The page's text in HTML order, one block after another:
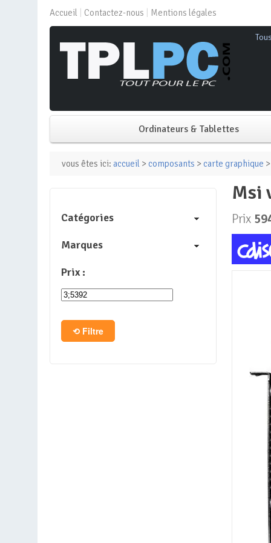
Accueil Contactez-nous Mentions légales
Ordinateurs & Tablettes
PC de bureau
Mini PC
PC Tout-en-un
Tablettes
vous êtes ici: accueil > composants > carte graphique
Prix
Catégories
Marques
Prix :
Filtre